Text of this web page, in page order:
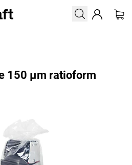
150 µm ratioform